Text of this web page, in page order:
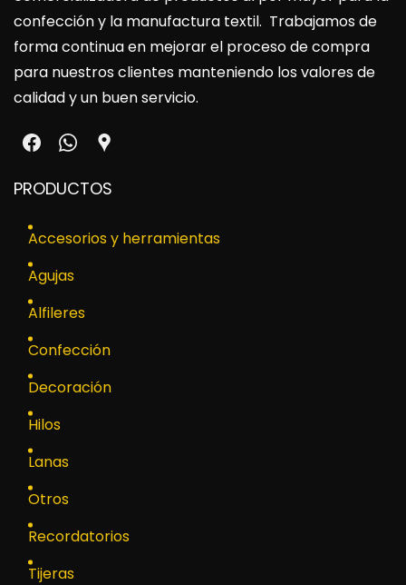
confección y la manufactura textil. Trabajamos de
forma continua en mejorar el proceso de compra
para nuestros clientes manteniendo los valores de
calidad y un buen servicio.
PRODUCTOS
Accesorios y herramientas
Agujas
Alfileres
Confección
Decoración
Hilos
Lanas
Otros
Recordatorios
Tijeras